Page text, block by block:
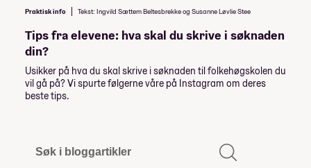
Praktisk info Tekst: Ingvild Sættem Beltesbrekke og Susanne Løvlie Stee
Tips fra elevene: hva skal du skrive i søknaden
din?
Usikker på hva du skal skrive i søknaden til folkehøgskolen du
vil gå på? Vi spurte følgerne våre på Instagram om deres
beste tips.